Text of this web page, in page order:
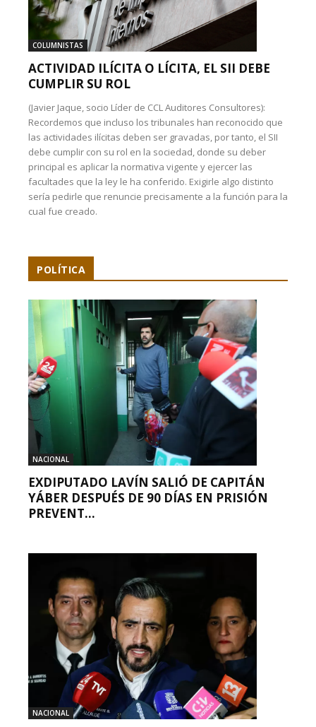
COLUMNISTAS
ACTIVIDAD ILÍCITA O LÍCITA, EL SII DEBE
CUMPLIR SU ROL
(Javier Jaque, socio Líder de CCL Auditores Consultores):
Recordemos que incluso los tribunales han reconocido que
las actividades ilícitas deben ser gravadas, por tanto, el SII
debe cumplir con su rol en la sociedad, donde su deber
principal es aplicar la normativa vigente y ejercer las
facultades que la ley le ha conferido. Exigirle algo distinto
sería pedirle que renuncie precisamente a la función para la
cual fue creado.
POLÍTICA
NACIONAL
EXDIPUTADO LAVÍN SALIÓ DE CAPITÁN
YÁBER DESPUÉS DE 90 DÍAS EN PRISIÓN
PREVENT...
NACIONAL